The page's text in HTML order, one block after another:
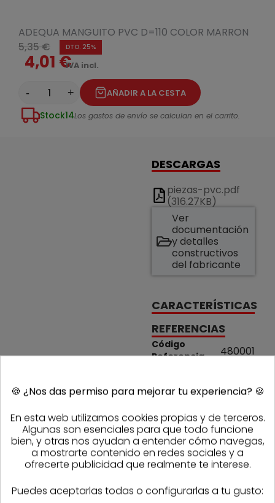
ADEQUA MANGUITO PVC D=110 COLOR MARRON
5,35 €
DTO. 25%
4,01 €IVA incl.
- + AÑADIR A LA CESTA
Stock14Los gastos de envío se calculan en el carrito.
DESCARGAS
piezas-pvc.pdf
(316.27KB)
Ver
documentación
y detalles
constructivos
del fabricante
CARACTERÍSTICAS
REFERENCIAS
Código
Sasmak
480001
Referencia
PRODUCTOS DE LA MISMA CATEGORÍA
🍪 ¿Nos das permiso para mejorar tu experiencia? 🍪
En esta web utilizamos cookies propias y de terceros.
Algunas son esenciales para que todo funcione
bien, y otras nos ayudan a entender cómo navegas,
a mostrarte contenido en redes sociales y a
ofrecerte publicidad que realmente te interese.
Puedes aceptarlas todas o configurarlas a tu gusto: